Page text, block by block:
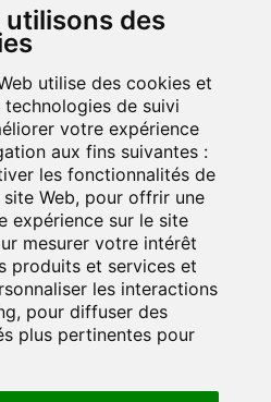
utilisons des
utilise des cookies et
de suivi
votre expérience
aux fins suivantes :
les fonctionnalités de
Web, pour offrir une
expérience sur le site
mesurer votre intérêt
produits et services et
les interactions
, pour diffuser des
plus pertinentes pour
Neuve